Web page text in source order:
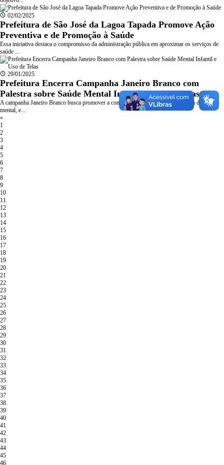
02/02/2025
Prefeitura de São José da Lagoa Tapada Promove Ação
Preventiva e de Promoção à Saúde
Essa iniciativa destaca o compromisso da administração pública em aproximar os serviços de
saúde ...
29/01/2025
Prefeitura Encerra Campanha Janeiro Branco com
Palestra sobre Saúde Mental Infantil e Uso de Telas
A campanha Janeiro Branco busca promover a conscientização sobre a importância da saúde
mental, e...
«
1
2
3
4
5
6
7
8
9
10
11
12
13
14
15
16
17
18
19
20
21
22
23
24
25
26
27
28
29
30
31
32
33
34
35
36
37
38
39
40
41
42
43
44
45
46